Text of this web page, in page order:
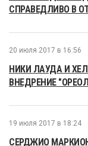
СПРАВЕДЛИВО В
20 июля 2017 в 16:56
НИКИ ЛАУДА И
ВНЕДРЕНИЕ
19 июля 2017 в 18:24
СЕРДЖИО